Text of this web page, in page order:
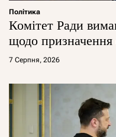
Політика
Комітет Ради
щодо
7 Серпня, 2026